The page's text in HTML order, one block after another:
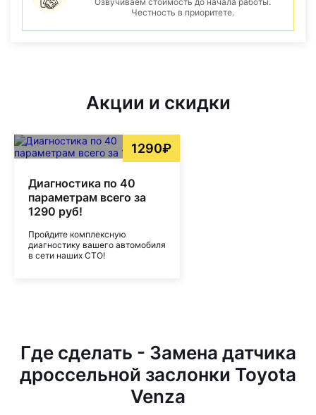
Честность в приоритете.
Акции и скидки
1290₽
Диагностика по 40
параметрам всего за
1290 руб!
Пройдите комплексную
диагностику вашего автомобиля
в сети наших СТО!
Где сделать - Замена датчика
дроссельной заслонки Toyota
Venza